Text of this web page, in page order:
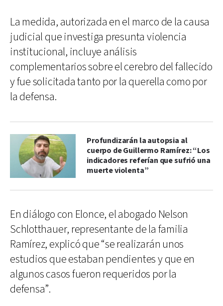
La medida, autorizada en el marco de la causa
judicial que investiga presunta violencia
institucional, incluye análisis
complementarios sobre el cerebro del fallecido
y fue solicitada tanto por la querella como por
la defensa.
Profundizarán la autopsia al
cuerpo de Guillermo Ramírez: “Los
indicadores referían que sufrió una
muerte violenta”
En diálogo con Elonce, el abogado Nelson
Schlotthauer, representante de la familia
Ramírez, explicó que “se realizarán unos
estudios que estaban pendientes y que en
algunos casos fueron requeridos por la
defensa”.